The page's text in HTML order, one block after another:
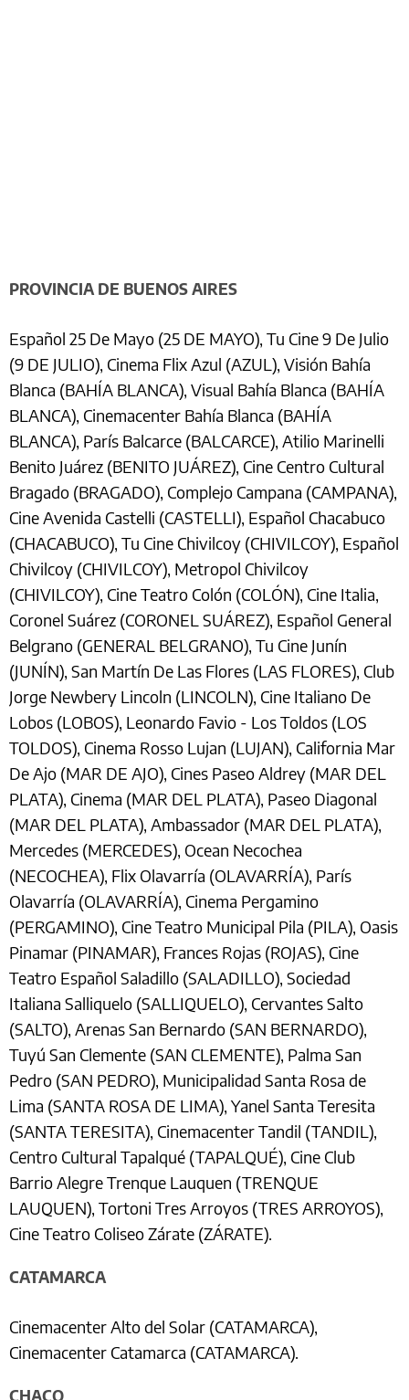
PROVINCIA DE BUENOS AIRES
Español 25 De Mayo (25 DE MAYO), Tu Cine 9 De Julio
(9 DE JULIO), Cinema Flix Azul (AZUL), Visión Bahía
Blanca (BAHÍA BLANCA), Visual Bahía Blanca (BAHÍA
BLANCA), Cinemacenter Bahía Blanca (BAHÍA
BLANCA), París Balcarce (BALCARCE), Atilio Marinelli
Benito Juárez (BENITO JUÁREZ), Cine Centro Cultural
Bragado (BRAGADO), Complejo Campana (CAMPANA),
Cine Avenida Castelli (CASTELLI), Español Chacabuco
(CHACABUCO), Tu Cine Chivilcoy (CHIVILCOY), Español
Chivilcoy (CHIVILCOY), Metropol Chivilcoy
(CHIVILCOY), Cine Teatro Colón (COLÓN), Cine Italia,
Coronel Suárez (CORONEL SUÁREZ), Español General
Belgrano (GENERAL BELGRANO), Tu Cine Junín
(JUNÍN), San Martín De Las Flores (LAS FLORES), Club
Jorge Newbery Lincoln (LINCOLN), Cine Italiano De
Lobos (LOBOS), Leonardo Favio - Los Toldos (LOS
TOLDOS), Cinema Rosso Lujan (LUJAN), California Mar
De Ajo (MAR DE AJO), Cines Paseo Aldrey (MAR DEL
PLATA), Cinema (MAR DEL PLATA), Paseo Diagonal
(MAR DEL PLATA), Ambassador (MAR DEL PLATA),
Mercedes (MERCEDES), Ocean Necochea
(NECOCHEA), Flix Olavarría (OLAVARRÍA), París
Olavarría (OLAVARRÍA), Cinema Pergamino
(PERGAMINO), Cine Teatro Municipal Pila (PILA), Oasis
Pinamar (PINAMAR), Frances Rojas (ROJAS), Cine
Teatro Español Saladillo (SALADILLO), Sociedad
Italiana Salliquelo (SALLIQUELO), Cervantes Salto
(SALTO), Arenas San Bernardo (SAN BERNARDO),
Tuyú San Clemente (SAN CLEMENTE), Palma San
Pedro (SAN PEDRO), Municipalidad Santa Rosa de
Lima (SANTA ROSA DE LIMA), Yanel Santa Teresita
(SANTA TERESITA), Cinemacenter Tandil (TANDIL),
Centro Cultural Tapalqué (TAPALQUÉ), Cine Club
Barrio Alegre Trenque Lauquen (TRENQUE
LAUQUEN), Tortoni Tres Arroyos (TRES ARROYOS),
Cine Teatro Coliseo Zárate (ZÁRATE).
CATAMARCA
Cinemacenter Alto del Solar (CATAMARCA),
Cinemacenter Catamarca (CATAMARCA).
CHACO